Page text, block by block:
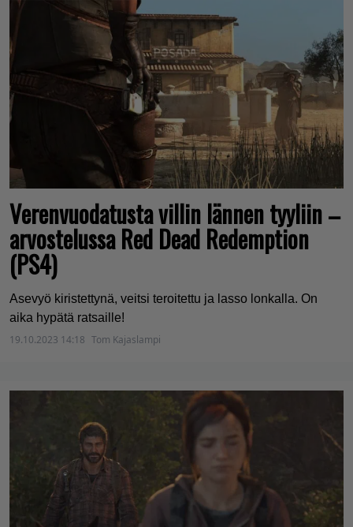
Verenvuodatusta villin lännen tyyliin –
arvostelussa Red Dead Redemption
(PS4)
Asevyö kiristettynä, veitsi teroitettu ja lasso lonkalla. On
aika hypätä ratsaille!
19.10.2023 14:18 Tom Kajaslampi